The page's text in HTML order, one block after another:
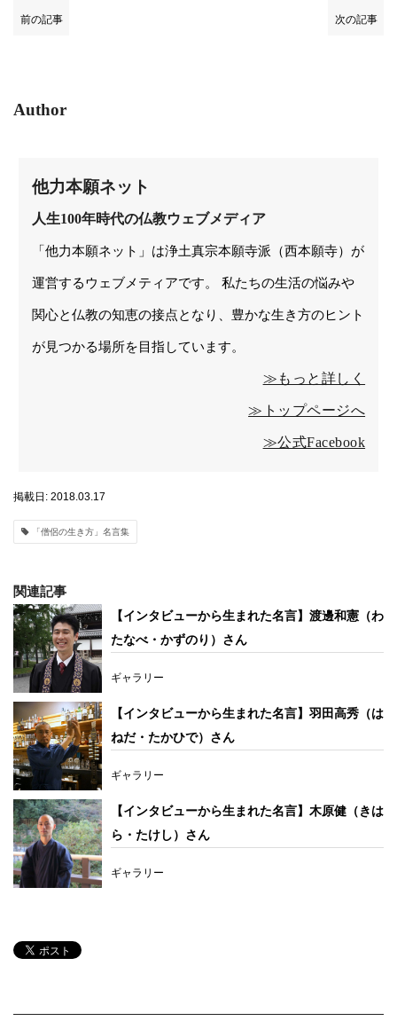
前の記事 次の記事
Author
他力本願ネット
人生100年時代の仏教ウェブメディア
「他力本願ネット」は浄土真宗本願寺派（西本願寺）が
運営するウェブメティアです。 私たちの生活の悩みや
関心と仏教の知恵の接点となり、豊かな生き方のヒント
が見つかる場所を目指しています。
≫もっと詳しく
≫トップページへ
≫公式Facebook
掲載日: 2018.03.17
「僧侶の生き方」名言集
関連記事
【インタビューから生まれた名言】渡邊和憲（わ
たなべ・かずのり）さん
ギャラリー
【インタビューから生まれた名言】羽田高秀（は
ねだ・たかひで）さん
ギャラリー
【インタビューから生まれた名言】木原健（きは
ら・たけし）さん
ギャラリー